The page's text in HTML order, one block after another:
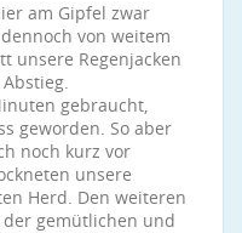
am Gipfel zwar
von weitem
unsere Regenjacken
gebraucht,
geworden. So aber
noch kurz vor
unsere
Herd. Den weiteren
gemütlichen und